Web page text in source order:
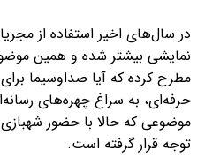
در سال‌های اخیر استفاده از
نمایشی بیشتر شده و همین
مطرح کرده که آیا صداوسیما
حرفه‌ای، به سراغ چهره‌های
موضوعی که حالا با حضور شهبازی
توجه قرار گرفته است.